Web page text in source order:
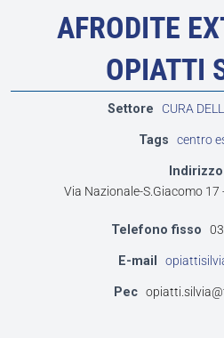
AFRODITE
OPIATTI
Settore CURA
Tags centro
Indirizzo
Via Nazionale-S.Giacomo 17
Telefono fisso
E-mail
Pec